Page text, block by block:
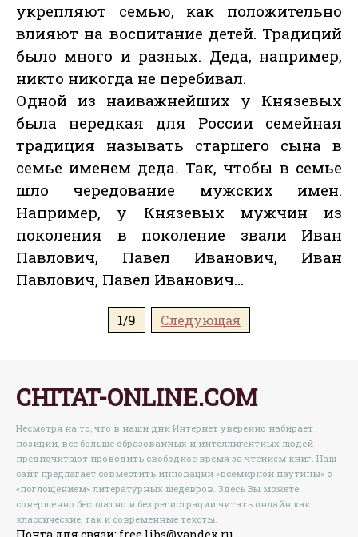
укрепляют семью, как положительно
влияют на воспитание детей. Традиций
было много и разных. Деда, например,
никто никогда не перебивал.
Одной из наиважнейших у Князевых
была нередкая для России семейная
традиция называть старшего сына в
семье именем деда. Так, чтобы в семье
шло чередование мужских имен.
Например, у Князевых мужчин из
поколения в поколение звали Иван
Павлович, Павел Иванович, Иван
Павлович, Павел Иванович…
1/9 Следующая
CHITAT-ONLINE.COM
Несмотря на то, что в наши дни Интернет уверенно набирает
позиции, все больше образованных и интеллигентных людей
предпочитают проводить свободное время за чтением книг. Наш
сайт предлагает совместить инновации «всемирной паутины» с
«поглощением» литературных шедевров. Здесь Вы можете
совершенно бесплатно и без регистрации читать онлайн как
классические, так и современные тексты.